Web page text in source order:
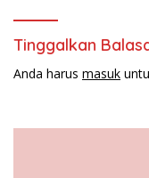
Tinggalkan
Anda harus masuk